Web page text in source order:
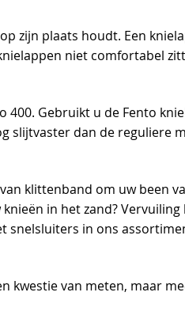
zijn plaats houdt. Een
niet comfortabel
Gebruikt u de Fento
slijtvaster dan de reguliere
klittenband om uw been
in het zand?
snelsluiters in ons
kwestie van meten, maar